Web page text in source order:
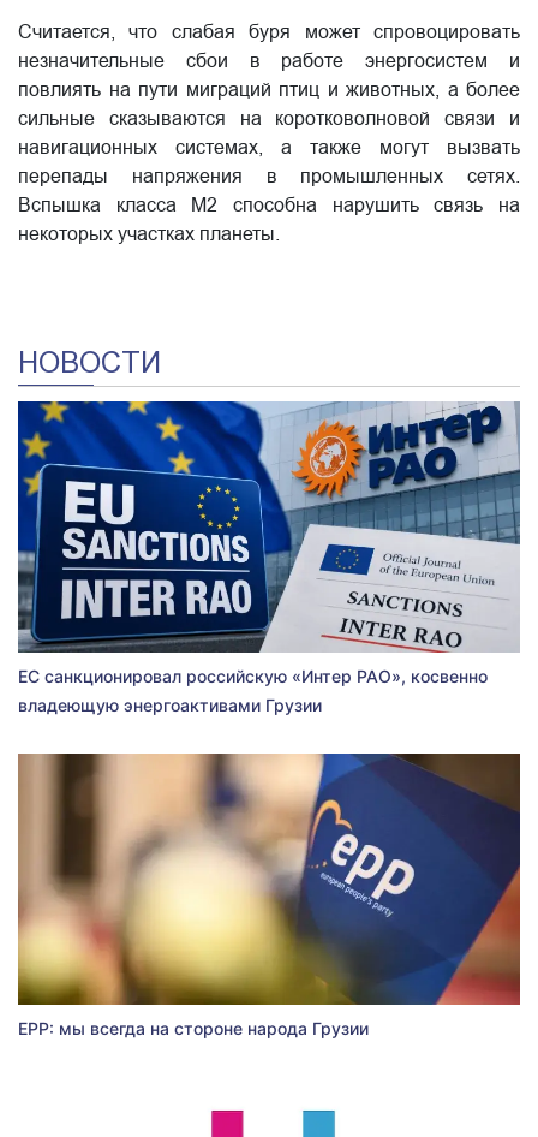
Считается, что слабая буря может спровоцировать
незначительные сбои в работе энергосистем и
повлиять на пути миграций птиц и животных, а более
сильные сказываются на коротковолновой связи и
навигационных системах, а также могут вызвать
перепады напряжения в промышленных сетях.
Вспышка класса M2 способна нарушить связь на
некоторых участках планеты.
НОВОСТИ
ЕС санкционировал российскую «Интер РАО», косвенно
владеющую энергоактивами Грузии
EPP: мы всегда на стороне народа Грузии